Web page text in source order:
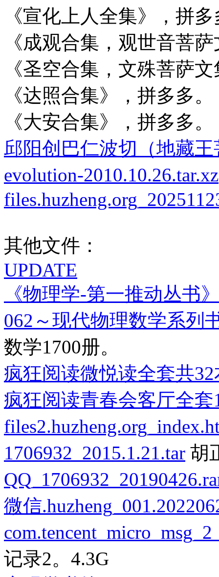
《宣化上人全集》，拼
《成观合集，观世音菩
《圣空合集，文殊菩萨
《达照合集》，拼多多。
《大安合集》，拼多多。
邱阳创巴仁波切（地藏王
evolution-2010.10.26.tar.xz
其他文件：
UPDATE
《物理学-第一推动丛书
062～现代物理数学系列
数学1700册。
疯狂阅读微悦读全套共
疯狂阅读青春会客厅全套
1706932_2015.1.21.tar 胡
微信
记录2。4.3G